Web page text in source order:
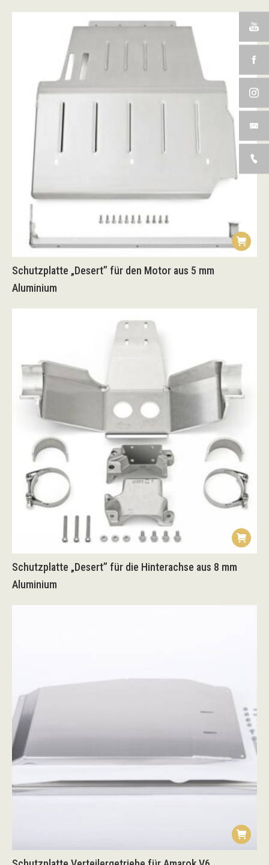
Schutzplatte „Desert” für den Motor aus 5 mm
Aluminium
Schutzplatte „Desert” für die Hinterachse aus 8 mm
Aluminium